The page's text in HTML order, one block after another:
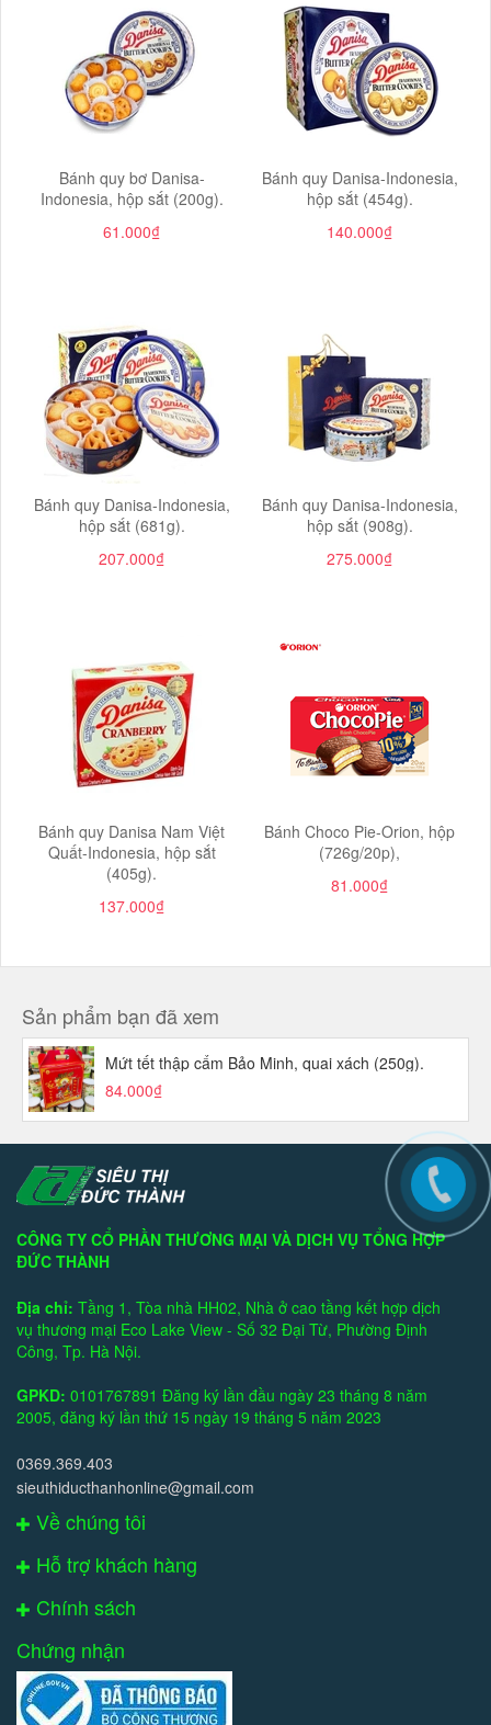
Bánh quy bơ Danisa-
Indonesia, hộp sắt (200g).
61.000₫
Bánh quy Danisa-Indonesia,
hộp sắt (454g).
140.000₫
Bánh quy Danisa-Indonesia,
hộp sắt (681g).
207.000₫
Bánh quy Danisa-Indonesia,
hộp sắt (908g).
275.000₫
Bánh quy Danisa Nam Việt
Quất-Indonesia, hộp sắt
(405g).
137.000₫
Bánh Choco Pie-Orion, hộp
(726g/20p),
81.000₫
Sản phẩm bạn đã xem
Mứt tết thập cẩm Bảo Minh, quai xách (250g).
84.000₫
CÔNG TY CỔ PHẦN THƯƠNG MẠI VÀ DỊCH VỤ TỔNG HỢP
ĐỨC THÀNH
Địa chỉ: Tầng 1, Tòa nhà HH02, Nhà ở cao tầng kết hợp dịch
vụ thương mại Eco Lake View - Số 32 Đại Từ, Phường Định
Công, Tp. Hà Nội.
GPKD: 0101767891 Đăng ký lần đầu ngày 23 tháng 8 năm
2005, đăng ký lần thứ 15 ngày 19 tháng 5 năm 2023
0369.369.403
sieuthiducthanhonline@gmail.com
Về chúng tôi
Hỗ trợ khách hàng
Chính sách
Chứng nhận